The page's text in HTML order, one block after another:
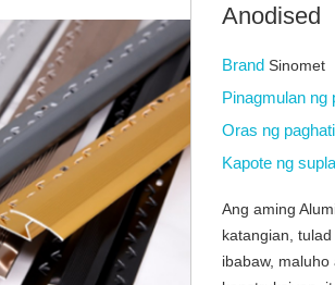
Anodised
BrandSinomet
Pinagmulan ng
Oras ng
Kapote ng
Ang aming
katangian,
ibabaw,